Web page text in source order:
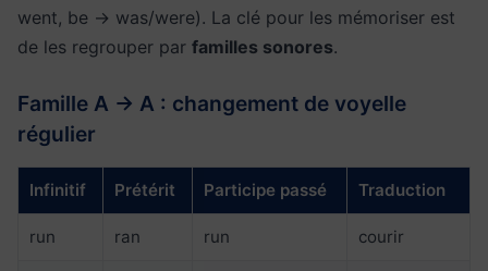
went, be → was/were). La clé pour les mémoriser est
de les regrouper par familles sonores.
Famille A → A : changement de voyelle
régulier
Infinitif Prétérit Participe passé Traduction
run ran run courir